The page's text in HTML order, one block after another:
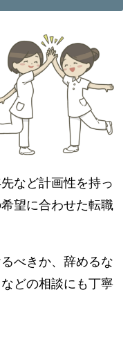
など計画性を持っ
望に合わせた転職
べきか、辞めるな
どの相談にも丁寧